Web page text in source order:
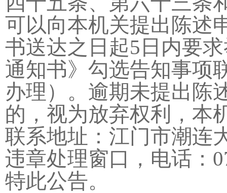
可以向本机关提出陈述
书送达之日起5日内要
通知书》勾选告知事项
办理）。逾期未提出陈
的，视为放弃权利，本
联系地址：江门市潮连
违章处理窗口，电话：
特此公告。